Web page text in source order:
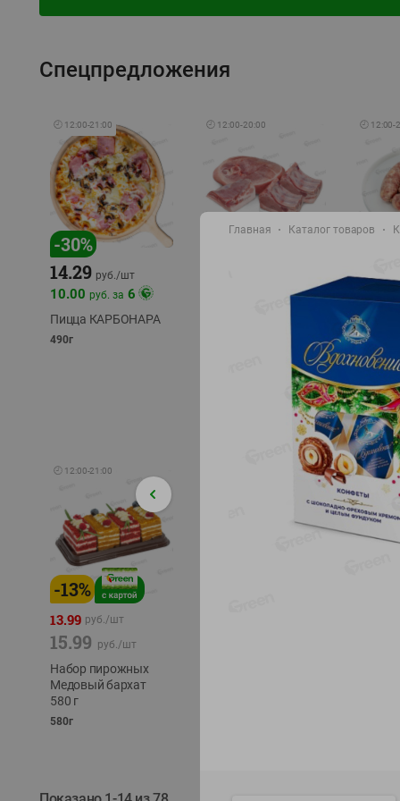
Спецпредложения
🕘 12:00-21:00
-30%
14.29 руб./шт
10.00 руб. за 6
Пицца КАРБОНАРА
490г
🕘 12:00-20:00
охлажденный 1 кг
🕘 12:00-
9.99
11.99
охлажд
🕘 12:00-21:00
-13%
13.99 руб./шт
15.99 руб./шт
Набор пирожных
Медовый бархат
580 г
580г
Главная Каталог товаров